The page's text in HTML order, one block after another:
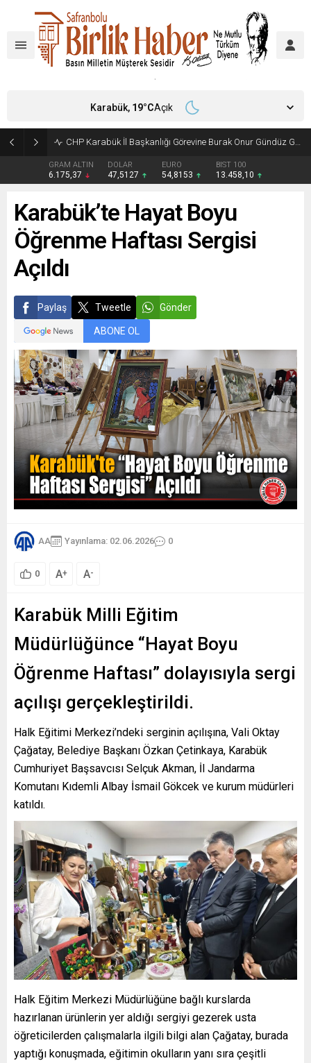
CHP Karabük İl Başkanlığı Görevine Burak Onur Gündüz Getirildi
GRAM ALTIN
6.175,37
DOLAR
47,5127
EURO
54,8153
BIST 100
13.458,10
Karabük, 19°CAçık
Karabük’te Hayat Boyu
Öğrenme Haftası Sergisi
Açıldı
Paylaş Tweetle Gönder
ABONE OL
AA Yayınlama: 02.06.2026 0
0 A+ A-
Karabük Milli Eğitim
Müdürlüğünce “Hayat Boyu
Öğrenme Haftası” dolayısıyla sergi
açılışı gerçekleştirildi.
Halk Eğitimi Merkezi’ndeki serginin açılışına, Vali Oktay
Çağatay, Belediye Başkanı Özkan Çetinkaya, Karabük
Cumhuriyet Başsavcısı Selçuk Akman, İl Jandarma
Komutanı Kıdemli Albay İsmail Gökcek ve kurum müdürleri
katıldı.
Halk Eğitim Merkezi Müdürlüğüne bağlı kurslarda
hazırlanan ürünlerin yer aldığı sergiyi gezerek usta
öğreticilerden çalışmalarla ilgili bilgi alan Çağatay, burada
yaptığı konuşmada, eğitimin okulların yanı sıra çeşitli